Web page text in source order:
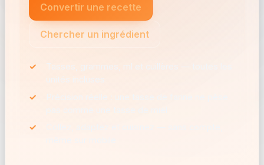
Convertir une recette
Chercher un ingrédient
✓
Tasses, grammes, ml et cuillères — toutes les
✓
✓